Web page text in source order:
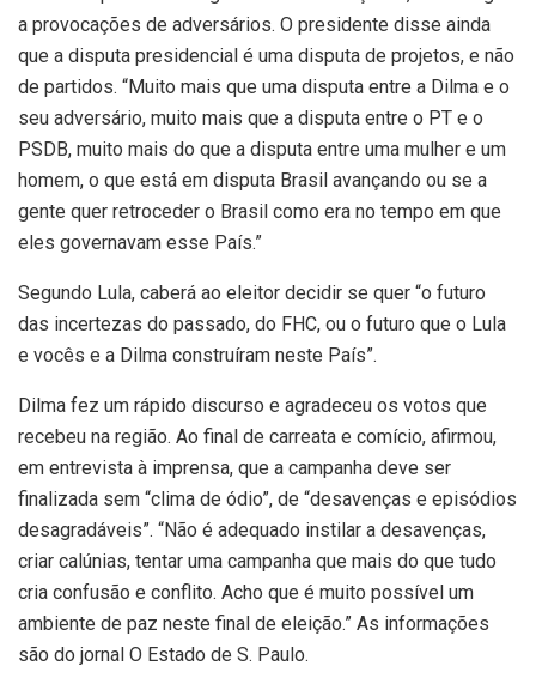
a provocações de adversários. O presidente disse ainda
que a disputa presidencial é uma disputa de projetos, e não
de partidos. “Muito mais que uma disputa entre a Dilma e o
seu adversário, muito mais que a disputa entre o PT e o
PSDB, muito mais do que a disputa entre uma mulher e um
homem, o que está em disputa Brasil avançando ou se a
gente quer retroceder o Brasil como era no tempo em que
eles governavam esse País.”
Segundo Lula, caberá ao eleitor decidir se quer “o futuro
das incertezas do passado, do FHC, ou o futuro que o Lula
e vocês e a Dilma construíram neste País”.
Dilma fez um rápido discurso e agradeceu os votos que
recebeu na região. Ao final de carreata e comício, afirmou,
em entrevista à imprensa, que a campanha deve ser
finalizada sem “clima de ódio”, de “desavenças e episódios
desagradáveis”. “Não é adequado instilar a desavenças,
criar calúnias, tentar uma campanha que mais do que tudo
cria confusão e conflito. Acho que é muito possível um
ambiente de paz neste final de eleição.” As informações
são do jornal O Estado de S. Paulo.